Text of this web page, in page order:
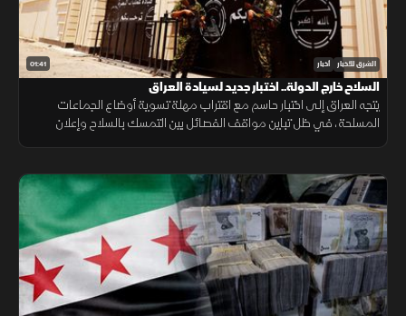
01:41 الشرق للأخبار أخبار
السلاح خارج الدولة.. اختبار جديد لسيادة العراق
يتجه العراق إلى اختبار حاسم مع اقتراب مهلة تسوية أوضاع الجماعات
المسلحة، في ظل تباين مواقف الفصائل بين التمسك بالسلاح وإعلان